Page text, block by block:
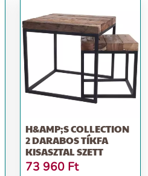
H&AMP;S COLLECTION
2 DARABOS TÍKFA
KISASZTAL SZETT
73 960 Ft